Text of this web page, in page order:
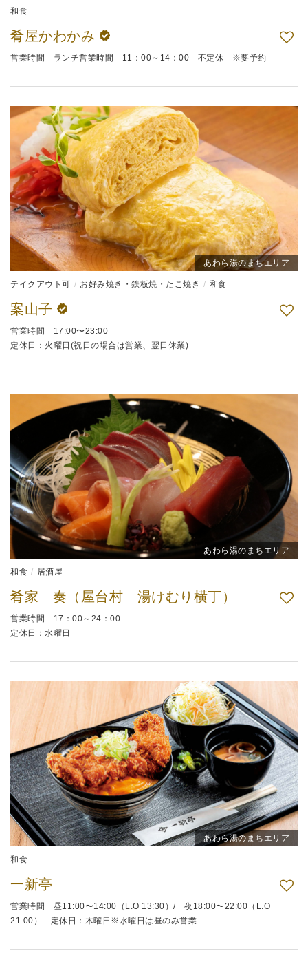
和食
肴屋かわかみ
営業時間 ランチ営業時間 11：00～14：00 不定休 ※要予約
あわら湯のまちエリア
テイクアウト可 お好み焼き・鉄板焼・たこ焼き 和食
案山子
営業時間 17:00〜23:00
定休日：火曜日(祝日の場合は営業、翌日休業)
あわら湯のまちエリア
和食 居酒屋
肴家 奏（屋台村 湯けむり横丁）
営業時間 17：00～24：00
定休日：水曜日
あわら湯のまちエリア
和食
一新亭
営業時間 昼11:00〜14:00（L.O 13:30）/ 夜18:00〜22:00（L.O
21:00） 定休日：木曜日※水曜日は昼のみ営業